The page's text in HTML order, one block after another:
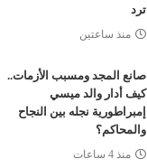
ترد
منذ ساعتين
صانع المجد ومسبب الأزمات..
كيف أدار والد ميسي
إمبراطورية نجله بين النجاح
والمحاكم؟
منذ 4 ساعات